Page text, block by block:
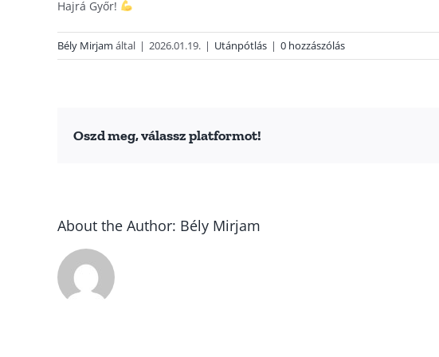
Hajrá Győr!
Bély Mirjam által | 2026.01.19. | Utánpótlás | 0 hozzászólás
Oszd meg, válassz platformot!
About the Author: Bély Mirjam